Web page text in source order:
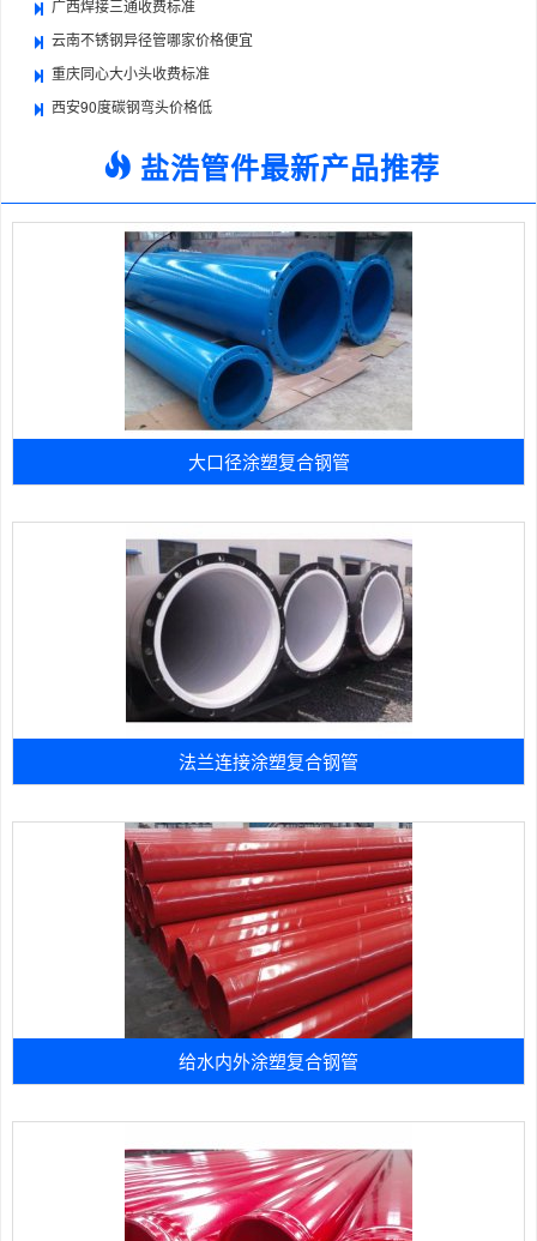
广西焊接三通收费标准
云南不锈钢异径管哪家价格便宜
重庆同心大小头收费标准
西安90度碳钢弯头价格低
盐浩管件最新产品推荐
大口径涂塑复合钢管
法兰连接涂塑复合钢管
给水内外涂塑复合钢管